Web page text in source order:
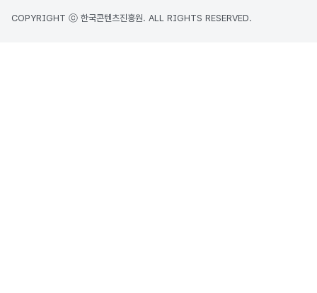
COPYRIGHT ⓒ 한국콘텐츠진흥원. ALL RIGHTS RESERVED.